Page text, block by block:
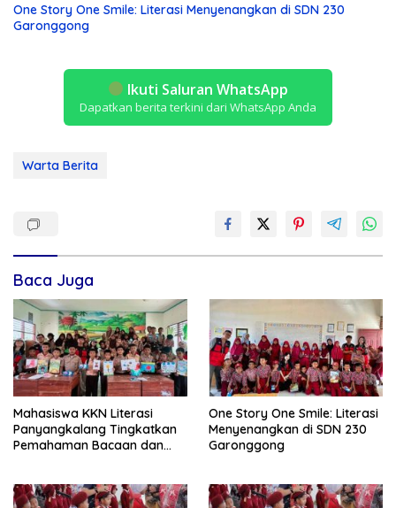
One Story One Smile: Literasi Menyenangkan di SDN 230
Garonggong
Ikuti Saluran WhatsApp
Dapatkan berita terkini dari WhatsApp Anda
Warta Berita
Baca Juga
Mahasiswa KKN Literasi
Panyangkalang Tingkatkan
Pemahaman Bacaan dan
One Story One Smile: Literasi
Menyenangkan di SDN 230
Garonggong